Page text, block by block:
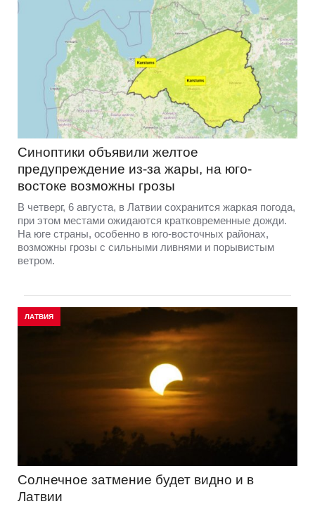
Синоптики объявили желтое
предупреждение из-за жары, на юго-
востоке возможны грозы
В четверг, 6 августа, в Латвии сохранится жаркая погода,
при этом местами ожидаются кратковременные дожди.
На юге страны, особенно в юго-восточных районах,
возможны грозы с сильными ливнями и порывистым
ветром.
ЛАТВИЯ
Солнечное затмение будет видно и в
Латвии